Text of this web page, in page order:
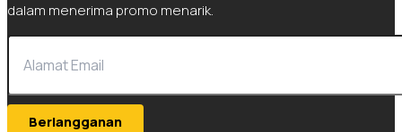
dalam menerima promo menarik.
Berlangganan